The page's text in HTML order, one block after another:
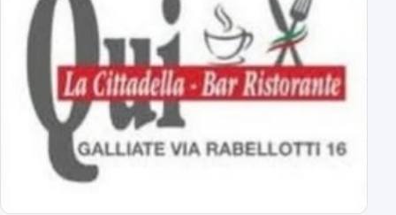
Primavera: il calendario completo
tutti gli impegni degli azzurrini
Novara: ecco gli orari delle prime 8 giornate
esordio ad Alessandria il 22 agosto alle 18
Virtus Entella-Novara: tutte le info
per l'amichevole del 5 agosto 2026
Al via il ritiro ligure: Bogliasco prossima tappa!